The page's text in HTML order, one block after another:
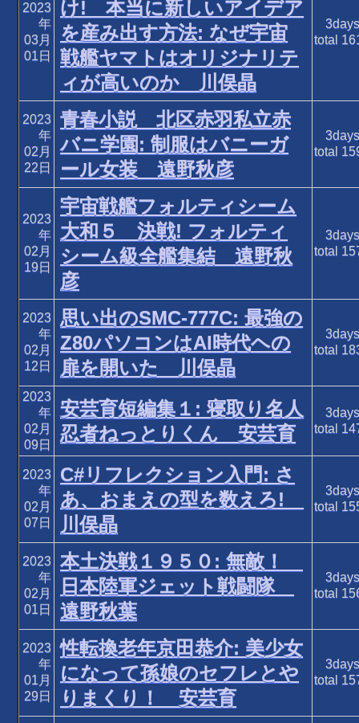
2023
年
03月
01日
け! 本当に新しいアイデア
を産み出す方法: なぜ宇宙
戦艦ヤマトはオリジナリテ
ィが高いのか 川俣晶
total
2023
年
02月
22日
青春小説 北区赤羽私立赤
バニ学園: 制服はバニーガ
ール女装 遠野秋彦
total
2023
年
02月
19日
宇宙戦艦フォルティシーム
大和５ 決戦! フォルティ
シーム級全艦集結 遠野秋
彦
total
2023
年
02月
12日
思い出のSMC-777C: 最強の
Z80パソコンはAI時代ヘの
扉を開いた 川俣晶
total
2023
年
02月
09日
安芸育短編集１: 寝取り名人
忍者ねっとりくん 安芸育
total
2023
年
02月
07日
C#リフレクション入門: さ
あ、おまえの型を数えろ!
川俣晶
total
2023
年
02月
01日
本土決戦１９５０: 無敵！
日本陸軍ジェット戦闘隊
遠野秋葉
total
2023
年
01月
29日
性転換老年京田恭介: 美少女
になって孫娘のセフレとや
りまくり！ 安芸育
total